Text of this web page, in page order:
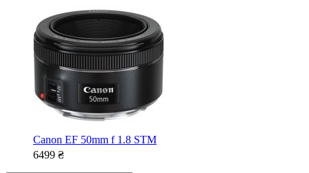
Canon EF 50mm f 1.8 STM
6499 ₴